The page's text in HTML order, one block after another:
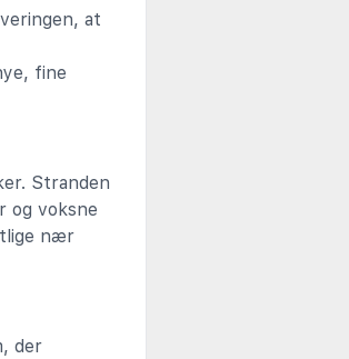
at
fine
Stranden
og voksne
nær
der